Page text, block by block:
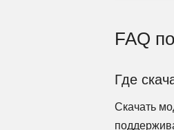
FAQ
Где
Скачать